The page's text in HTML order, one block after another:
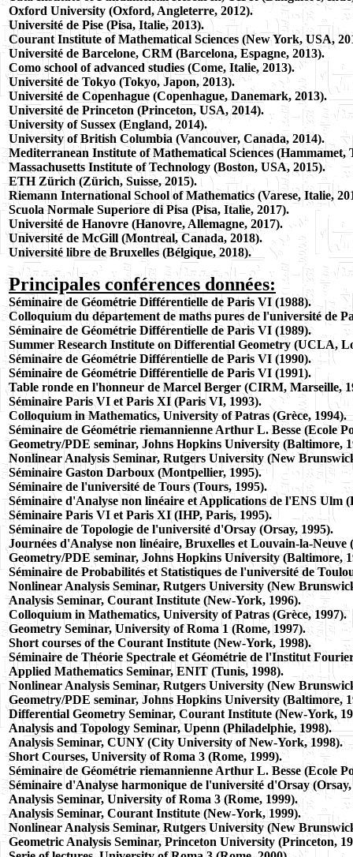
Oxford University (Oxford, Angleterre, 2012).
Université de Pise (Pisa, Italie, 2013).
Courant Institute of Mathematical Sciences (New York, USA,
Université de Barcelone, CRM (Barcelona, Espagne, 2013).
Como school of advanced studies (Come, Italie, 2013).
Université de Tokyo (Tokyo, Japon, 2013).
Université de Copenhague (Copenhague, Danemark, 2013).
Université de Princeton (Princeton, USA, 2014).
University of Sussex (England, 2014).
University of British Columbia (Vancouver, Canada, 2014).
Mediterranean Institute of Mathematical Sciences (Hammamet,
Massachusetts Institute of Technology (Boston, USA, 2015).
ETH Zürich (Zürich, Suisse, 2015).
Riemann International School of Mathematics (Varese, Italie,
Scuola Normale Superiore di Pisa (Pisa, Italie, 2017).
Université de Hanovre (Hanovre, Allemagne, 2017).
Université de McGill (Montreal, Canada, 2018).
Université libre de Bruxelles (Bélgique, 2018).
Principales conférences données:
Séminaire de Géométrie Différentielle de Paris VI (1988).
Colloquium du département de maths pures de l'université de
Séminaire de Géométrie Différentielle de Paris VI (1989).
Summer Research Institute on Differential Geometry (UCLA,
Séminaire de Géométrie Différentielle de Paris VI (1990).
Séminaire de Géométrie Différentielle de Paris VI (1991).
Table ronde en l'honneur de Marcel Berger (CIRM, Marseille,
Séminaire Paris VI et Paris XI (Paris VI, 1993).
Colloquium in Mathematics, University of Patras (Grèce, 1994).
Séminaire de Géométrie riemannienne Arthur L. Besse (Ecole
Geometry/PDE seminar, Johns Hopkins University (Baltimore,
Nonlinear Analysis Seminar, Rutgers University (New
Séminaire Gaston Darboux (Montpellier, 1995).
Séminaire de l'université de Tours (Tours, 1995).
Séminaire d'Analyse non linéaire et Applications de l'ENS Ulm
Séminaire Paris VI et Paris XI (IHP, Paris, 1995).
Séminaire de Topologie de l'université d'Orsay (Orsay, 1995).
Journées d'Analyse non linéaire, Bruxelles et Louvain-la-Neuve
Geometry/PDE seminar, Johns Hopkins University (Baltimore,
Séminaire de Probabilités et Statistiques de l'université de
Nonlinear Analysis Seminar, Rutgers University (New
Analysis Seminar, Courant Institute (New-York, 1996).
Colloquium in Mathematics, University of Patras (Grèce, 1997).
Geometry Seminar, University of Roma 1 (Rome, 1997).
Short courses of the Courant Institute (New-York, 1998).
Séminaire de Théorie Spectrale et Géométrie de l'Institut
Applied Mathematics Seminar, ENIT (Tunis, 1998).
Nonlinear Analysis Seminar, Rutgers University (New
Geometry/PDE seminar, Johns Hopkins University (Baltimore,
Differential Geometry Seminar, Courant Institute (New-York,
Analysis and Topology Seminar, Upenn (Philadelphie, 1998).
Analysis Seminar, CUNY (City University of New-York, 1998).
Short Courses, University of Roma 3 (Rome, 1999).
Séminaire de Géométrie riemannienne Arthur L. Besse (Ecole
Séminaire d'Analyse harmonique de l'université d'Orsay (Orsay,
Analysis Seminar, University of Roma 3 (Rome, 1999).
Analysis Seminar, Courant Institute (New-York, 1999).
Nonlinear Analysis Seminar, Rutgers University (New
Geometric Analysis Seminar, Princeton University (Princeton,